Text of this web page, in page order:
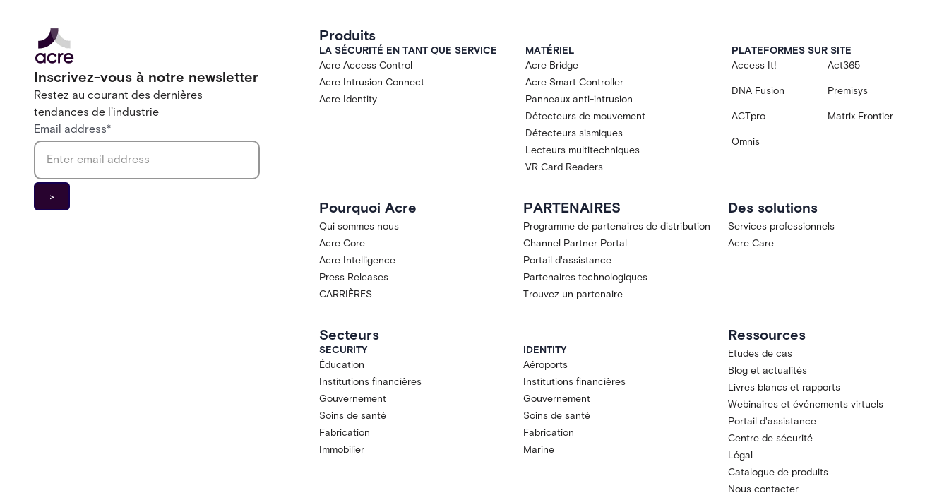
Inscrivez-vous à notre newsletter
Restez au courant des dernières
tendances de l'industrie
Email address*
Produits
LA SÉCURITÉ EN TANT QUE SERVICE
Acre Access Control
Acre Intrusion Connect
Acre Identity
MATÉRIEL
Acre Bridge
Acre Smart Controller
Panneaux anti-intrusion
Détecteurs de mouvement
Détecteurs sismiques
Lecteurs multitechniques
VR Card Readers
PLATEFORMES SUR SITE
Access It!
Act365
DNA Fusion Premisys
ACTpro Matrix Frontier
Omnis
Pourquoi Acre
Qui sommes nous
Acre Core
Acre Intelligence
Press Releases
CARRIÈRES
PARTENAIRES
Programme de partenaires de distribution
Channel Partner Portal
Portail d'assistance
Partenaires technologiques
Trouvez un partenaire
Des solutions
Services professionnels
Acre Care
Secteurs
SECURITY
Éducation
Institutions financières
Gouvernement
Soins de santé
Fabrication
Immobilier
IDENTITY
Aéroports
Institutions financières
Gouvernement
Soins de santé
Fabrication
Marine
Ressources
Etudes de cas
Blog et actualités
Livres blancs et rapports
Webinaires et événements virtuels
Portail d'assistance
Centre de sécurité
Légal
Catalogue de produits
Nous contacter